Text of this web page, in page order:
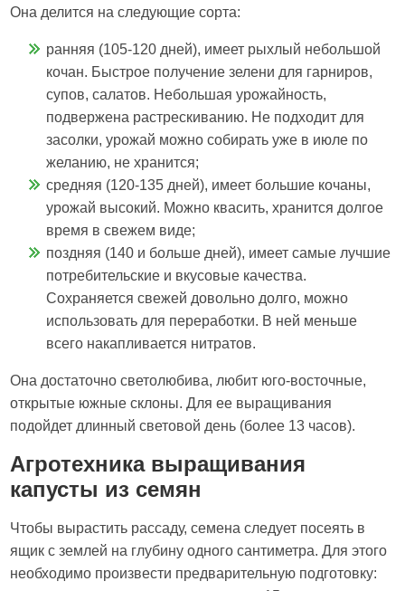
Она делится на следующие сорта:
ранняя (105-120 дней), имеет рыхлый небольшой
кочан. Быстрое получение зелени для гарниров,
супов, салатов. Небольшая урожайность,
подвержена растрескиванию. Не подходит для
засолки, урожай можно собирать уже в июле по
желанию, не хранится;
средняя (120-135 дней), имеет большие кочаны,
урожай высокий. Можно квасить, хранится долгое
время в свежем виде;
поздняя (140 и больше дней), имеет самые лучшие
потребительские и вкусовые качества.
Сохраняется свежей довольно долго, можно
использовать для переработки. В ней меньше
всего накапливается нитратов.
Она достаточно светолюбива, любит юго-восточные,
открытые южные склоны. Для ее выращивания
подойдет длинный световой день (более 13 часов).
Агротехника выращивания
капусты из семян
Чтобы вырастить рассаду, семена следует посеять в
ящик с землей на глубину одного сантиметра. Для этого
необходимо произвести предварительную подготовку: